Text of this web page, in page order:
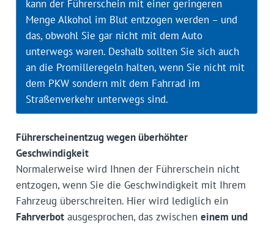
kann der Führerschein mit einer geringeren
Menge Alkohol im Blut entzogen werden – und
das, obwohl Sie gar nicht mit dem Auto
unterwegs waren. Deshalb sollten Sie sich auch
an die Promilleregeln halten, wenn Sie nicht mit
dem PKW sondern mit dem Fahrrad im
Straßenverkehr unterwegs sind.
Führerscheinentzug wegen überhöhter
Geschwindigkeit
Normalerweise wird Ihnen der Führerschein nicht
entzogen, wenn Sie die Geschwindigkeit mit Ihrem
Fahrzeug überschreiten. Hier wird lediglich ein
Fahrverbotausgesprochen, das zwischen einem und